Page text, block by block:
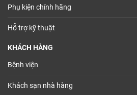
Phụ kiện chính hãng
Hỗ trợ kỹ thuật
KHÁCH HÀNG
Bệnh viện
Khách sạn nhà hàng